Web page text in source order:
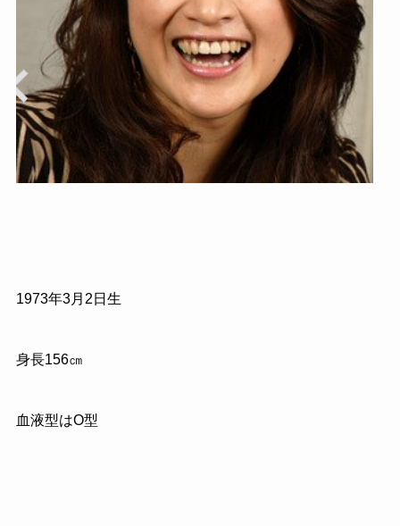
1973年3月 2 日生
身長156㎝
血液型はO型